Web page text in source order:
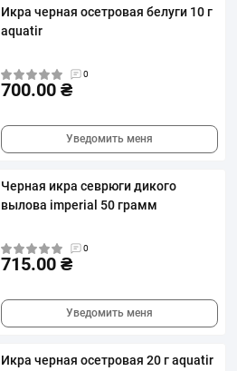
Икра черная осетровая белуги 10 г
aquatir
0
700.00 ₴
Уведомить меня
Черная икра севрюги дикого
вылова imperial 50 грамм
0
715.00 ₴
Уведомить меня
Икра черная осетровая 20 г aquatir